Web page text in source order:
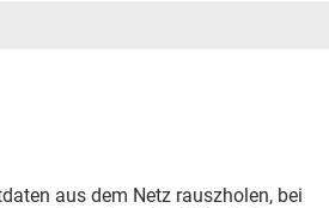
aus dem Netz rauszholen, bei